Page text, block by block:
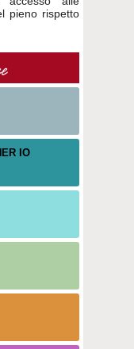
pieno rispetto
IO